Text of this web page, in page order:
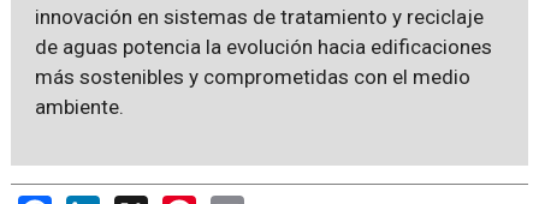
innovación en sistemas de tratamiento y reciclaje
de aguas potencia la evolución hacia edificaciones
más sostenibles y comprometidas con el medio
ambiente.